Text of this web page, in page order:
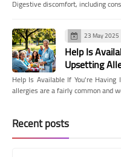
Digestive discomfort, including
23 May 2025
Help Is
Upsetting
Help Is Available If You're
allergies are a fairly common and
Recent posts